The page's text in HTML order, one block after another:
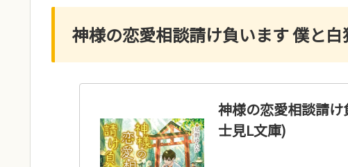
神様の恋愛相談請け負います 僕と
神様の恋愛相談請
士見L文庫)